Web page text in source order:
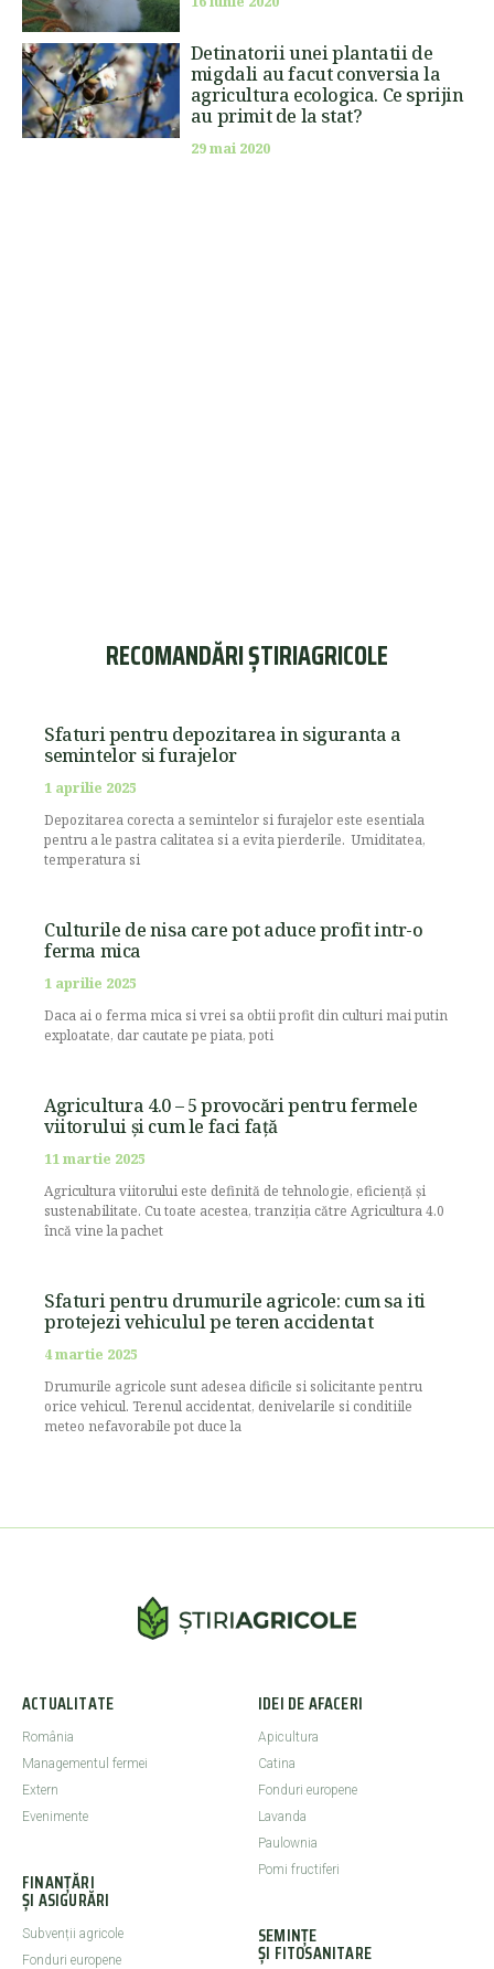
Detinatorii unei plantatii de
migdali au facut conversia la
agricultura ecologica. Ce sprijin
au primit de la stat?
29 mai 2020
RECOMANDĂRI ȘTIRIAGRICOLE
Sfaturi pentru depozitarea in siguranta a
semintelor si furajelor
1 aprilie 2025
Depozitarea corecta a semintelor si furajelor este esentiala
pentru a le pastra calitatea si a evita pierderile. Umiditatea,
temperatura si
Culturile de nisa care pot aduce profit intr-o
ferma mica
1 aprilie 2025
Daca ai o ferma mica si vrei sa obtii profit din culturi mai putin
exploatate, dar cautate pe piata, poti
Agricultura 4.0 – 5 provocări pentru fermele
viitorului și cum le faci față
11 martie 2025
Agricultura viitorului este definită de tehnologie, eficiență și
sustenabilitate. Cu toate acestea, tranziția către Agricultura 4.0
încă vine la pachet
Sfaturi pentru drumurile agricole: cum sa iti
protejezi vehiculul pe teren accidentat
4 martie 2025
Drumurile agricole sunt adesea dificile si solicitante pentru
orice vehicul. Terenul accidentat, denivelarile si conditiile
meteo nefavorabile pot duce la
ACTUALITATE
România
Managementul fermei
Extern
Evenimente
FINANȚĂRI
ȘI ASIGURĂRI
Subvenții agricole
Fonduri europene
IDEI DE AFACERI
Apicultura
Catina
Fonduri europene
Lavanda
Paulownia
Pomi fructiferi
SEMINȚE
ȘI FITOSANITARE